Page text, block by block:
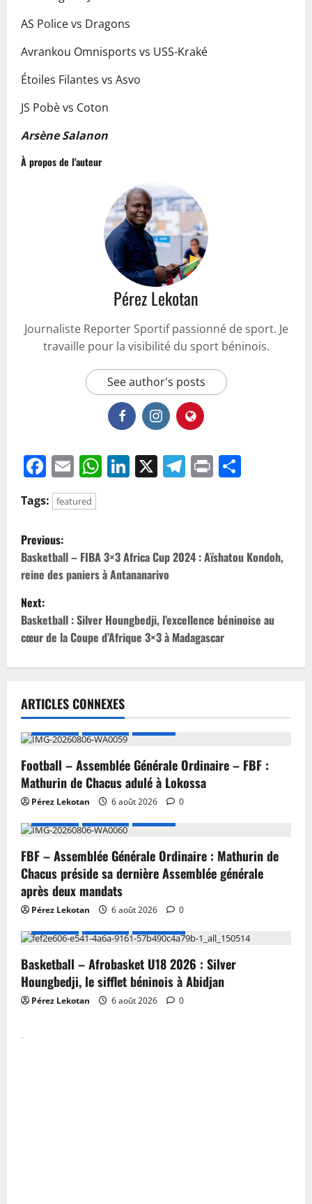
AS Police vs Dragons
Avrankou Omnisports vs USS-Kraké
Étoiles Filantes vs Asvo
JS Pobè vs Coton
Arsène Salanon
À propos de l'auteur
Pérez Lekotan
Journaliste Reporter Sportif passionné de sport. Je
travaille pour la visibilité du sport béninois.
See author's posts
Facebook
EmailWhatsApp
LinkedIn
X Telegram
Print
Tags: featured
Previous:
Basketball – FIBA 3×3 Africa Cup 2024 : Aïshatou Kondoh,
reine des paniers à Antananarivo
Next:
Basketball : Silver Houngbedji, l’excellence béninoise au
cœur de la Coupe d’Afrique 3×3 à Madagascar
ARTICLES CONNEXES
Football – Assemblée Générale Ordinaire – FBF :
Mathurin de Chacus adulé à Lokossa
Pérez Lekotan 6 août 2026
0
FBF – Assemblée Générale Ordinaire : Mathurin de
Chacus préside sa dernière Assemblée générale
après deux mandats
Pérez Lekotan 6 août 2026
0
Basketball – Afrobasket U18 2026 : Silver
Houngbedji, le sifflet béninois à Abidjan
Pérez Lekotan 6 août 2026 0